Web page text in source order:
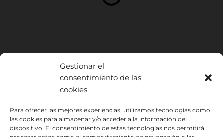
Gestionar el
consentimiento de las
cookies
Para ofrecer las mejores experiencias, utilizamos tecnologías como
las cookies para almacenar y/o acceder a la información del
dispositivo. El consentimiento de estas tecnologías nos permitirá
INSTITUTO HISPANICO DE MURCIA, SOCIEDAD LIMITADA ha sido
beneficiario del Fondo Europeo de Desarrollo Regional cuyo objetivo
es mejorar el uso y la calidad de las tecnologías de la información y de